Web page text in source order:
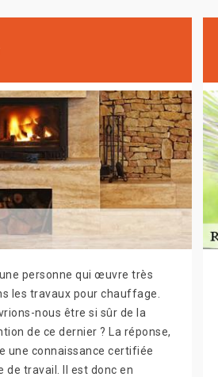
personne qui œuvre très
les travaux pour chauffage.
nous être si sûr de la
de ce dernier ? La réponse,
une connaissance certifiée
de travail. Il est donc en